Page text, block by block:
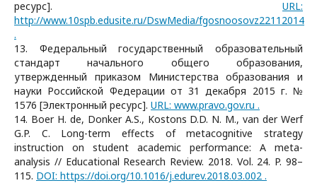
ресурс]. URL:
http://www.10spb.edusite.ru/DswMedia/fgosnoosovz22112014
.
13. Федеральный государственный образовательный
стандарт начального общего образования,
утвержденный приказом Министерства образования и
науки Российской Федерации от 31 декабря 2015 г. №
1576 [Электронный ресурс]. URL: www.pravo.gov.ru .
14. Boer H. de, Donker A.S., Kostons D.D. N. M., van der Werf
G.P. C. Long-term effects of metacognitive strategy
instruction on student academic performance: A meta-
analysis // Educational Research Review. 2018. Vol. 24. P. 98–
115. DOI: https://doi.org/10.1016/j.edurev.2018.03.002 .